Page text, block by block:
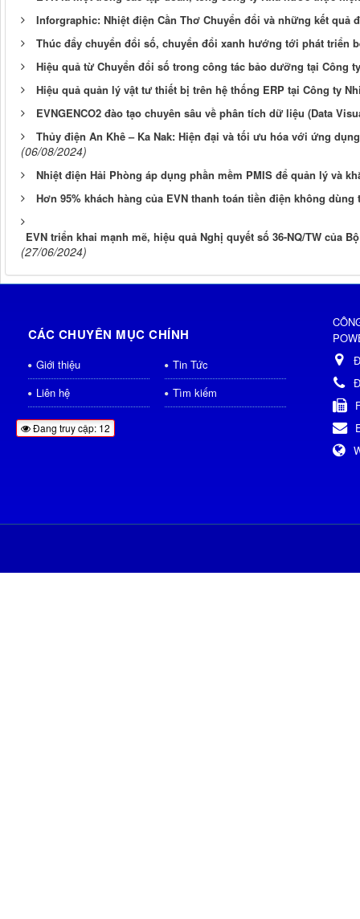
Inforgraphic: Nhiệt điện Cần Thơ Chuyển đổi và những kết quả
Thúc đẩy chuyển đổi số, chuyển đổi xanh hướng tới phát triển
Hiệu quả từ Chuyển đổi số trong công tác bảo dưỡng tại Công
Hiệu quả quản lý vật tư thiết bị trên hệ thống ERP tại Công ty
EVNGENCO2 đào tạo chuyên sâu về phân tích dữ liệu (Data
Thủy điện An Khê – Ka Nak: Hiện đại và tối ưu hóa với ứng
(06/08/2024)
Nhiệt điện Hải Phòng áp dụng phần mềm PMIS để quản lý và
Hơn 95% khách hàng của EVN thanh toán tiền điện không dùng
EVN triển khai mạnh mẽ, hiệu quả Nghị quyết số 36-NQ/TW của
(27/06/2024)
CÁC CHUYÊN MỤC CHÍNH
Giới thiệu
Tin Tức
Liên hệ
Tìm kiếm
Đang truy cập: 12